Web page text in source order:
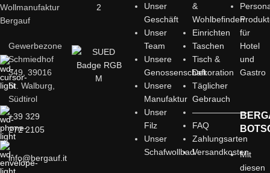
Wollmanufaktur
Bergauf
Gewerbezone
Schmiedhof
349, 39016
St. Walburg,
Südtirol
+39 329
272 2105
info@bergauf.it
Unser
Geschäft
Unser
Team
Unsere
Genossenschaft
Unsere
Manufaktur
Unser
Filz
Unser
Schafwollbad
&
Wohlbefinden
Einrichten
Taschen
Tisch &
Dekoration
Täglicher
Gebrauch
——————–
FAQ
Zahlungsarten
Versandkosten
für
Hotel
und
Gastro
Mit
diesen